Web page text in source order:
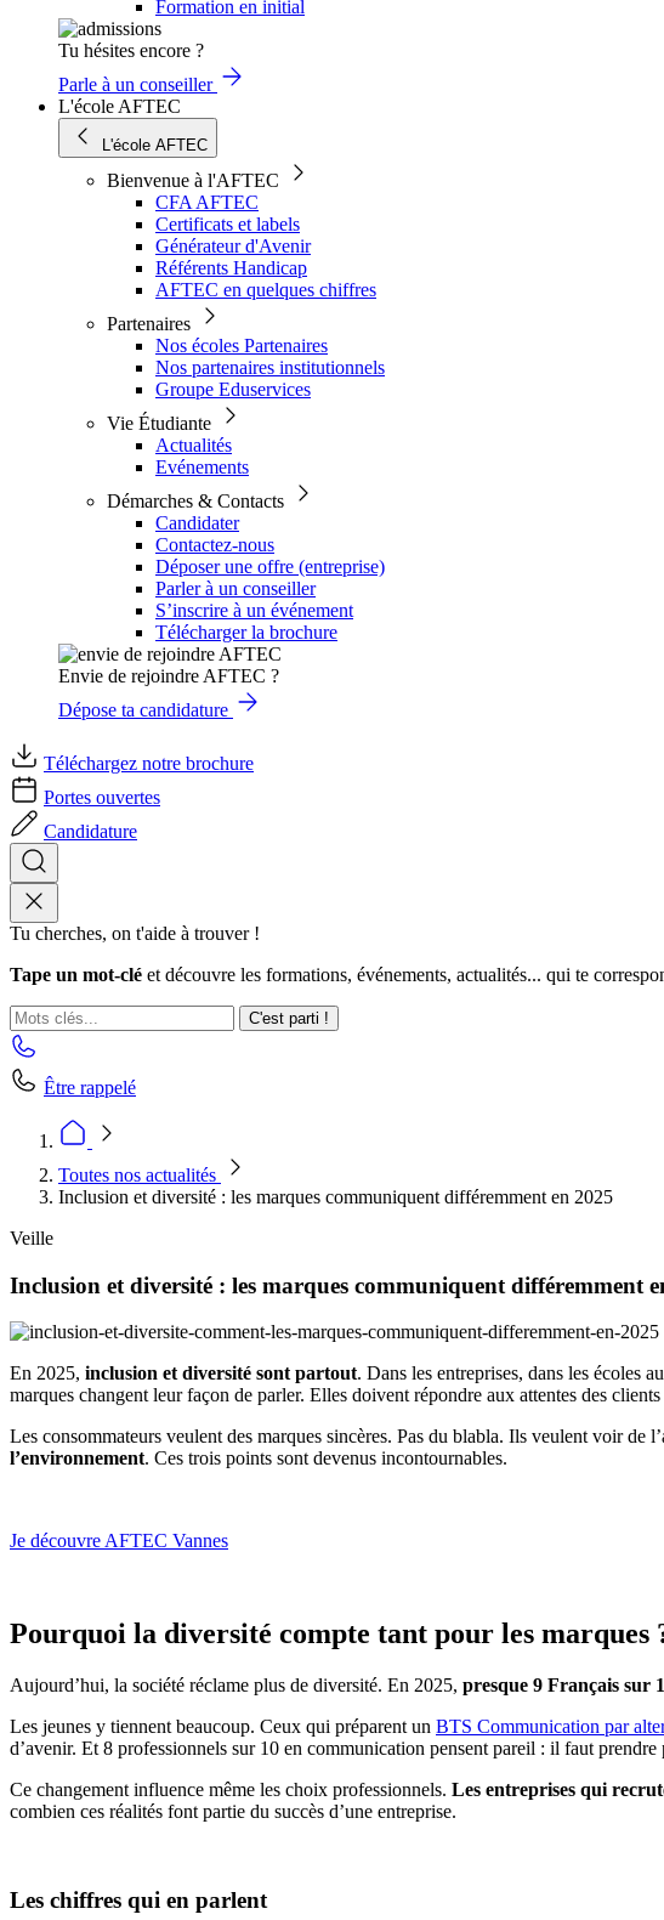
Formation en initial
Tu hésites encore ?
Parle à un conseiller
L'école AFTEC
L'école AFTEC
Bienvenue à l'AFTEC
CFA AFTEC
Certificats et labels
Générateur d'Avenir
Référents Handicap
AFTEC en quelques chiffres
Partenaires
Nos écoles Partenaires
Nos partenaires institutionnels
Groupe Eduservices
Vie Étudiante
Actualités
Evénements
Démarches & Contacts
Candidater
Contactez-nous
Déposer une offre (entreprise)
Parler à un conseiller
S’inscrire à un événement
Télécharger la brochure
Envie de rejoindre AFTEC ?
Dépose ta candidature
Téléchargez notre brochure
Portes ouvertes
Candidature
Tu cherches, on t'aide à trouver !
Tape un mot-clé et découvre les formations, événements, actualités... qui te
C'est parti !
Être rappelé
Toutes nos actualités
Inclusion et diversité : les marques communiquent différemment en 2025
Veille
Inclusion et diversité : les marques communiquent différemment
En 2025, inclusion et diversité sont partout. Dans les entreprises, dans les écoles
marques changent leur façon de parler. Elles doivent répondre aux attentes des
Les consommateurs veulent des marques sincères. Pas du blabla. Ils veulent voir
l’environnement. Ces trois points sont devenus incontournables.
Je découvre AFTEC Vannes
Pourquoi la diversité compte tant pour les marques
Aujourd’hui, la société réclame plus de diversité. En 2025, presque 9 Français sur
Les jeunes y tiennent beaucoup. Ceux qui préparent un BTS Communication par
d’avenir. Et 8 professionnels sur 10 en communication pensent pareil : il faut
Ce changement influence même les choix professionnels. Les entreprises qui
combien ces réalités font partie du succès d’une entreprise.
Les chiffres qui en parlent